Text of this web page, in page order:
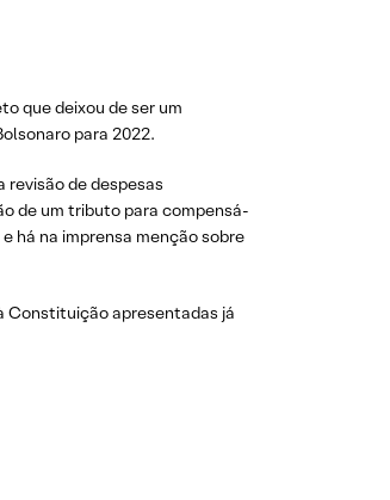
que deixou de ser um
para 2022.
revisão de despesas
de um tributo para compensá-
há na imprensa menção sobre
Constituição apresentadas já